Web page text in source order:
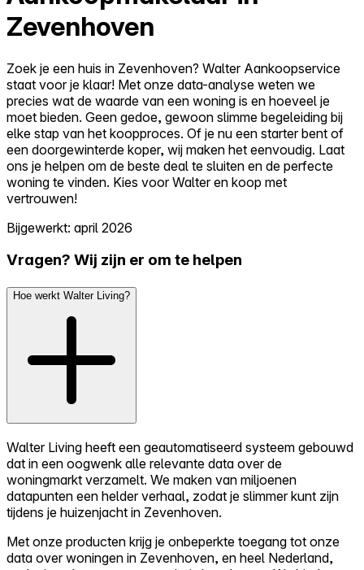
Zevenhoven
Zoek je een huis in Zevenhoven? Walter Aankoopservice
staat voor je klaar! Met onze data-analyse weten we
precies wat de waarde van een woning is en hoeveel je
moet bieden. Geen gedoe, gewoon slimme begeleiding bij
elke stap van het koopproces. Of je nu een starter bent of
een doorgewinterde koper, wij maken het eenvoudig. Laat
ons je helpen om de beste deal te sluiten en de perfecte
woning te vinden. Kies voor Walter en koop met
vertrouwen!
Bijgewerkt: april 2026
Vragen? Wij zijn er om te helpen
Hoe werkt Walter Living?
Walter Living heeft een geautomatiseerd systeem gebouwd
dat in een oogwenk alle relevante data over de
woningmarkt verzamelt. We maken van miljoenen
datapunten een helder verhaal, zodat je slimmer kunt zijn
tijdens je huizenjacht in Zevenhoven.
Met onze producten krijg je onbeperkte toegang tot onze
data over woningen in Zevenhoven, en heel Nederland,